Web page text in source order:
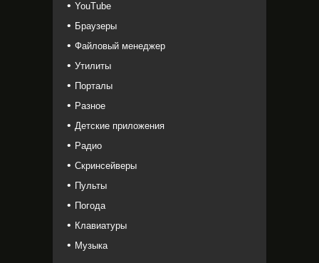
YouTube
Браузеры
Файловый менеджер
Утилиты
Порталы
Разное
Детские приложения
Радио
Скринсейверы
Пульты
Погода
Клавиатуры
Музыка